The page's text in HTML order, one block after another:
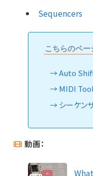
Sequencers
こちらのペー
Auto
MIDI
シーケン
動画：